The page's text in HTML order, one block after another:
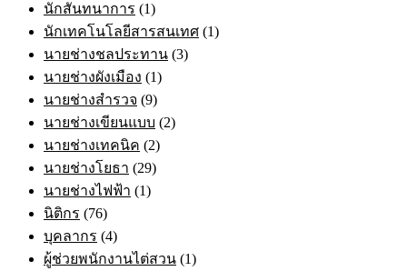
นักสันทนาการ (1)
นักเทคโนโลยีสารสนเทศ (1)
นายช่างชลประทาน (3)
นายช่างผังเมือง (1)
นายช่างสำรวจ (9)
นายช่างเขียนแบบ (2)
นายช่างเทคนิค (2)
นายช่างโยธา (29)
นายช่างไฟฟ้า (1)
นิติกร (76)
บุคลากร (4)
ผู้ช่วยพนักงานไต่สวน (1)